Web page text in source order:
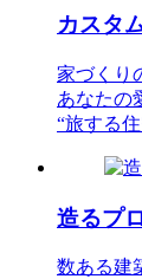
カスタ
家づくり
あなたの
“旅する
造るプ
数ある建